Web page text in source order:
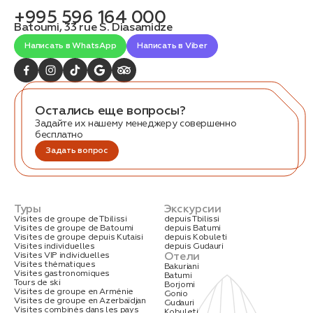
+995 596 164 000
Batoumi, 33 rue S. Diasamidze
Написать в WhatsApp Написать в Viber
Остались еще вопросы?
Задайте их нашему менеджеру совершенно
бесплатно
Задать вопрос
Туры
Visites de groupe de Tbilissi
Visites de groupe de Batoumi
Visites de groupe depuis Kutaisi
Visites individuelles
Visites VIP individuelles
Visites thématiques
Visites gastronomiques
Tours de ski
Visites de groupe en Arménie
Visites de groupe en Azerbaïdjan
Visites combinés dans les pays
Экскурсии
depuis Tbilissi
depuis Batumi
depuis Kobuleti
depuis Gudauri
Отели
Bakuriani
Batumi
Borjomi
Gonio
Gudauri
Дата: 0
Кол-во человек:0
Оставить заявку
1. Выберите нужный автомобиль
2. Заполните форму